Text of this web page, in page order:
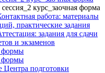
курс_заочная форма
работа: материалы
практические задания
задания для сдачи
и экзаменов
формы
формы
Центра подготовки